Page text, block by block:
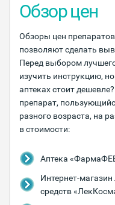
Обзор цен
Обзоры цен
позволяют сделать
Перед выбором
изучить инструкцию,
аптеках стоит
препарат,
разного возраста, на
в стоимости:
Аптека
Интернет-
средств